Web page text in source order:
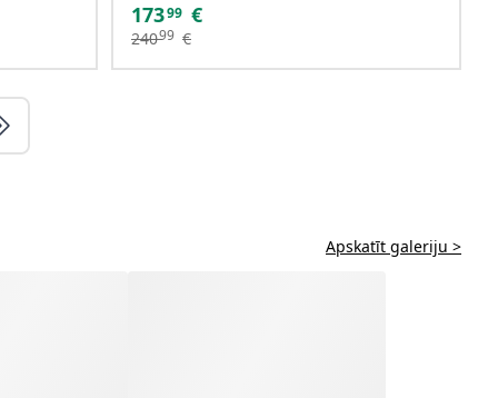
17399 €
24099 €
Apskatīt galeriju >